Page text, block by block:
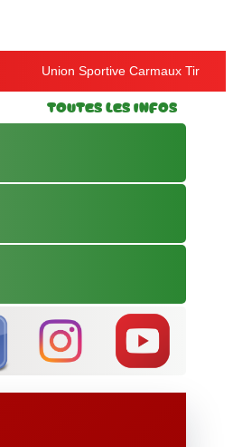
Union Sportive Carmaux Tir
Toutes les Infos